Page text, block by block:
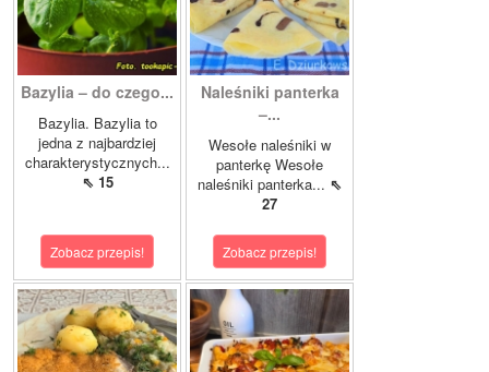
Bazylia – do czego...
Bazylia. Bazylia to
jedna z najbardziej
charakterystycznych...
⇖ 15
Zobacz przepis!
Naleśniki panterka
–...
Wesołe naleśniki w
panterkę Wesołe
naleśniki panterka... ⇖
27
Zobacz przepis!